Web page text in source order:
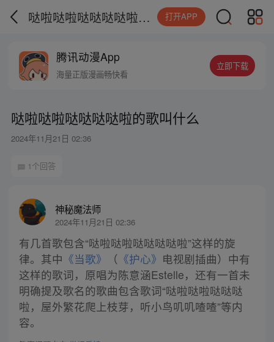
哒啦哒啦哒哒哒哒啦的歌叫什么 打开APP
腾讯动漫App
海量正版漫画畅快看
立即下载
哒啦哒啦哒哒哒哒啦的歌叫什么
2024年11月21日 02:36
1个回答
神秘魔法师
2024年11月21日 02:36
有几首歌包含“哒啦哒啦哒哒哒哒啦”这样的旋
律。其中 《当歌》 （ 《护心》 电视剧插曲）中有
这样的歌词，原唱为陈意涵Estelle，还有一首未
明确提及歌名的歌曲包含歌词“哒啦哒啦哒哒哒
啦，屋外繁花爬上枝芽，听小鸟叽叽喳喳”等内
容。